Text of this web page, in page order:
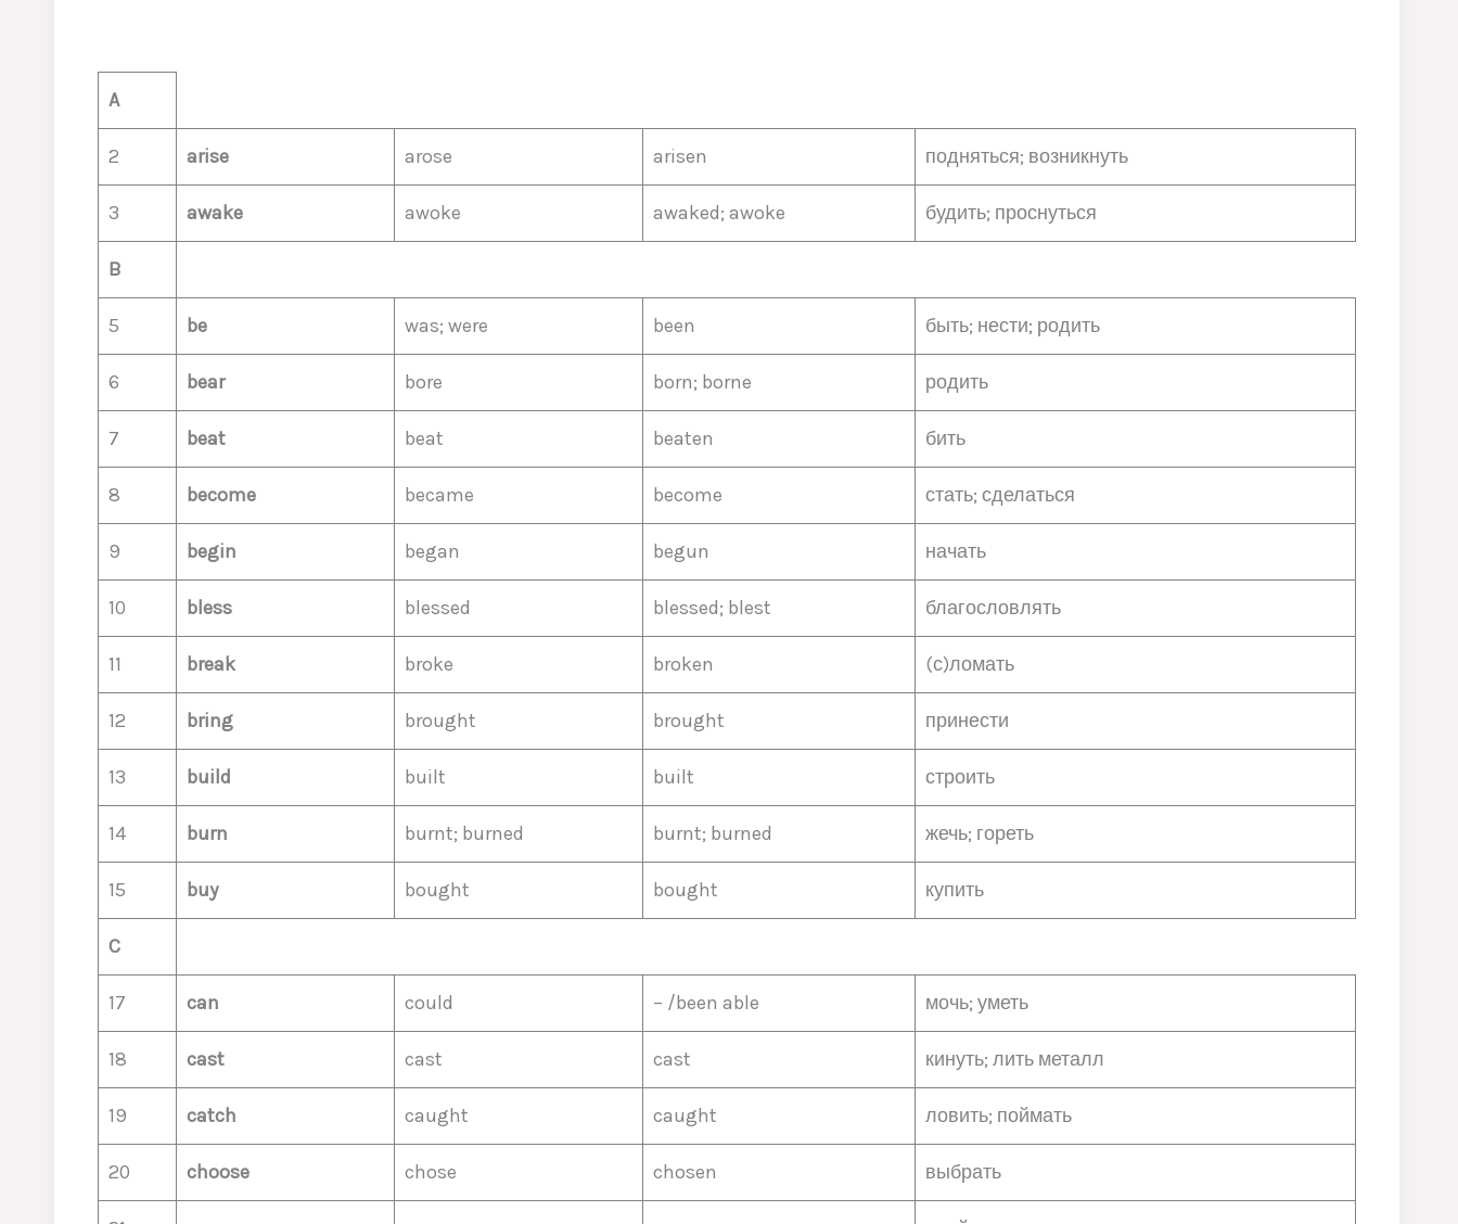
A
2 arise arose arisen подняться; возникнуть
3 awake awoke awaked; awoke будить; проснуться
B
5 be was; were been быть; нести; родить
6 bear bore born; borne родить
7 beat beat beaten бить
8 become became become стать; сделаться
9 begin began begun начать
10 bless blessed blessed; blest благословлять
11 break broke broken (с)ломать
12 bring brought brought принести
13 build built built строить
14 burn burnt; burned burnt; burned жечь; гореть
15 buy bought bought купить
C
17 can could – /been able мочь; уметь
18 cast cast cast кинуть; лить металл
19 catch caught caught ловить; поймать
20 choose chose chosen выбрать